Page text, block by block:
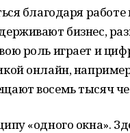
благодаря
бизнес,
роль играет и
онлайн,
восемь тысяч
«одного окна».